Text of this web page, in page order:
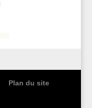
Plan du site